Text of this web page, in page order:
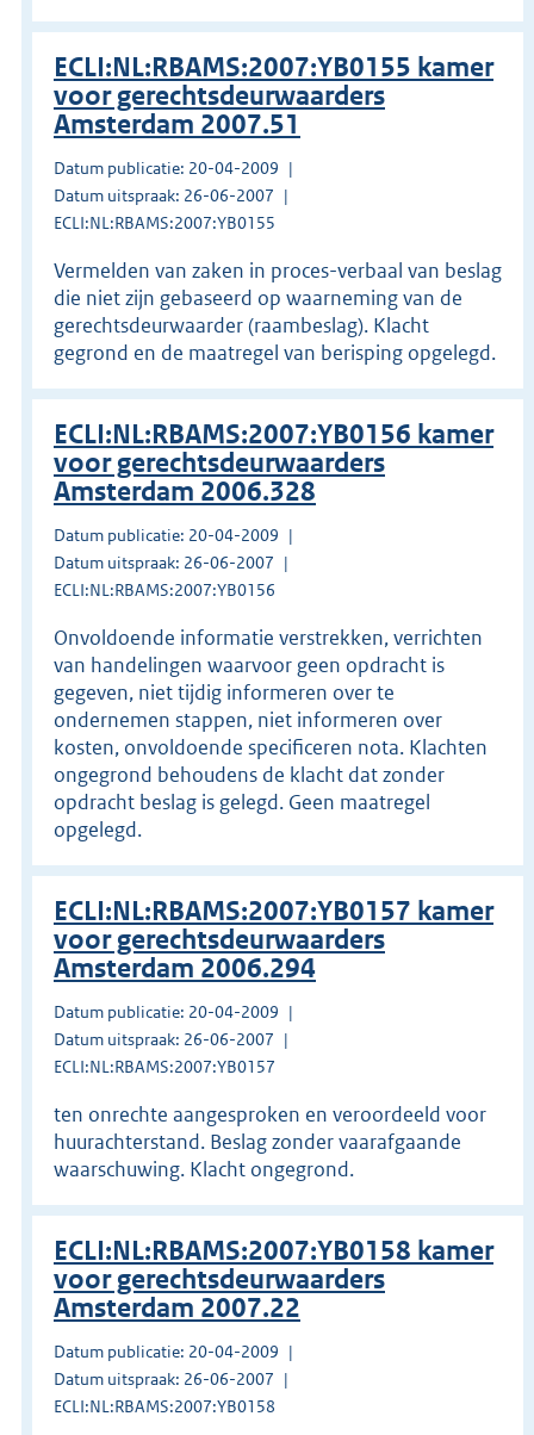
ECLI:NL:RBAMS:2007:YB0155 kamer
voor gerechtsdeurwaarders
Amsterdam 2007.51
Datum publicatie: 20-04-2009
Datum uitspraak: 26-06-2007
ECLI:NL:RBAMS:2007:YB0155
Vermelden van zaken in proces-verbaal van beslag
die niet zijn gebaseerd op waarneming van de
gerechtsdeurwaarder (raambeslag). Klacht
gegrond en de maatregel van berisping opgelegd.
ECLI:NL:RBAMS:2007:YB0156 kamer
voor gerechtsdeurwaarders
Amsterdam 2006.328
Datum publicatie: 20-04-2009
Datum uitspraak: 26-06-2007
ECLI:NL:RBAMS:2007:YB0156
Onvoldoende informatie verstrekken, verrichten
van handelingen waarvoor geen opdracht is
gegeven, niet tijdig informeren over te
ondernemen stappen, niet informeren over
kosten, onvoldoende specificeren nota. Klachten
ongegrond behoudens de klacht dat zonder
opdracht beslag is gelegd. Geen maatregel
opgelegd.
ECLI:NL:RBAMS:2007:YB0157 kamer
voor gerechtsdeurwaarders
Amsterdam 2006.294
Datum publicatie: 20-04-2009
Datum uitspraak: 26-06-2007
ECLI:NL:RBAMS:2007:YB0157
ten onrechte aangesproken en veroordeeld voor
huurachterstand. Beslag zonder vaarafgaande
waarschuwing. Klacht ongegrond.
ECLI:NL:RBAMS:2007:YB0158 kamer
voor gerechtsdeurwaarders
Amsterdam 2007.22
Datum publicatie: 20-04-2009
Datum uitspraak: 26-06-2007
ECLI:NL:RBAMS:2007:YB0158